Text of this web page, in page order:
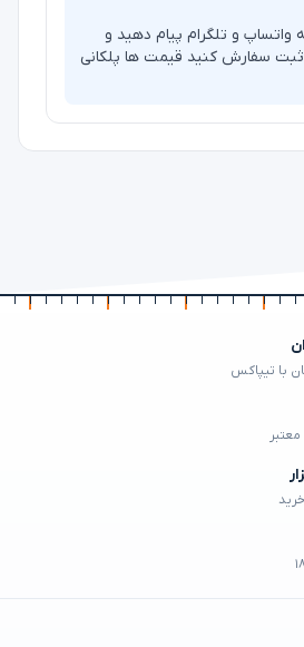
واتساپ و تلگرام پیام دهید و
ثبت سفارش کنید قیمت ها پلکانی
با تیپاکس